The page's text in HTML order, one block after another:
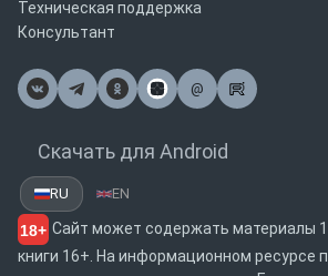
Техническая поддержка
Консультант
@
Почта
Скачать для Android
RU EN
18+ Сайт может содержать материалы
книги 16+. На информационном ресурсе